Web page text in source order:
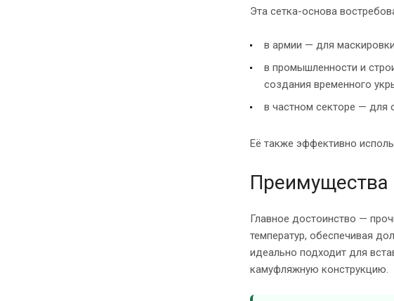
Эта сетка-основа
в армии — для
в промышленности и
создания временного
в частном секторе — для
Её также эффективно
Преимущества
Главное достоинство —
температур, обеспечивая
идеально подходит для
камуфляжную конструкцию.